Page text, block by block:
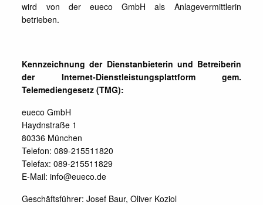
wird von der eueco GmbH als Anlagevermittlerin
betrieben.
Kennzeichnung der Dienstanbieterin und Betreiberin
der Internet-Dienstleistungsplattform gem.
Telemediengesetz (TMG):
eueco GmbH
Haydnstraße 1
80336 München
Telefon: 089-215511820
Telefax: 089-215511829
E-Mail: info@eueco.de
Geschäftsführer: Josef Baur, Oliver Koziol